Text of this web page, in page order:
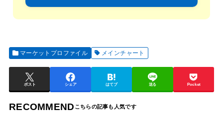
マーケットプロファイル メインチャート
ポスト シェア はてブ 送る Pocket
RECOMMEND